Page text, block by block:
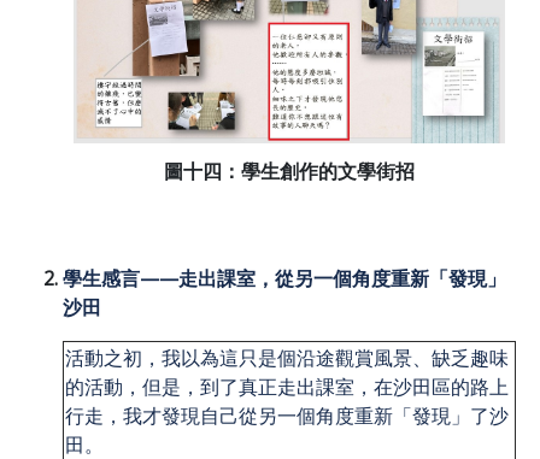
圖十四：學生創作的文學街招
學生感言——走出課室，從另一個角度重新「發現」
沙田
活動之初，我以為這只是個沿途觀賞風景、缺乏趣味
的活動，但是，到了真正走出課室，在沙田區的路上
行走，我才發現自己從另一個角度重新「發現」了沙
田。